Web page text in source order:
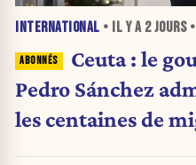
INTERNATIONAL • IL Y A 2 JOURS•
Ceuta : le
Pedro Sánchez
les centaines de